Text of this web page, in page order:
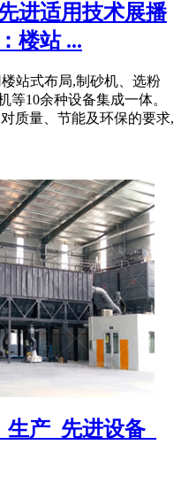
进适用技术展播
楼站 ...
站式布局,制砂机、选粉
等10余种设备集成一体。
质量、节能及环保的要求,
产_先进设备_